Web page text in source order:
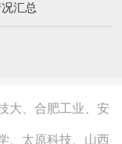
汇总
大、合肥工业、安
、太原科技、山西